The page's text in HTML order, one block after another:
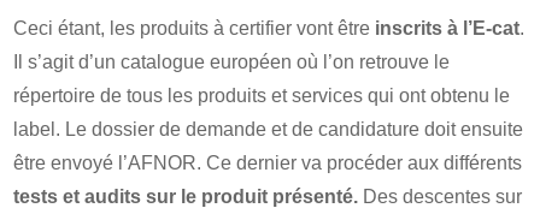
Ceci étant, les produits à certifier vont être inscrits à l’E-cat.
Il s’agit d’un catalogue européen où l’on retrouve le
répertoire de tous les produits et services qui ont obtenu le
label. Le dossier de demande et de candidature doit ensuite
être envoyé l’AFNOR. Ce dernier va procéder aux différents
tests et audits sur le produit présenté. Des descentes sur